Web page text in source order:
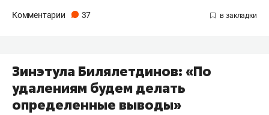
Комментарии 37
Зинэтула Билялетдинов: «По
удалениям будем делать
определенные выводы»